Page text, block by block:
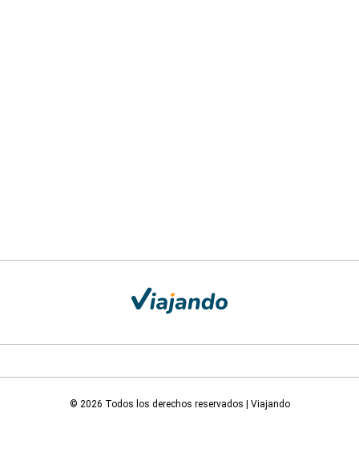
© 2026 Todos los derechos reservados | Viajando